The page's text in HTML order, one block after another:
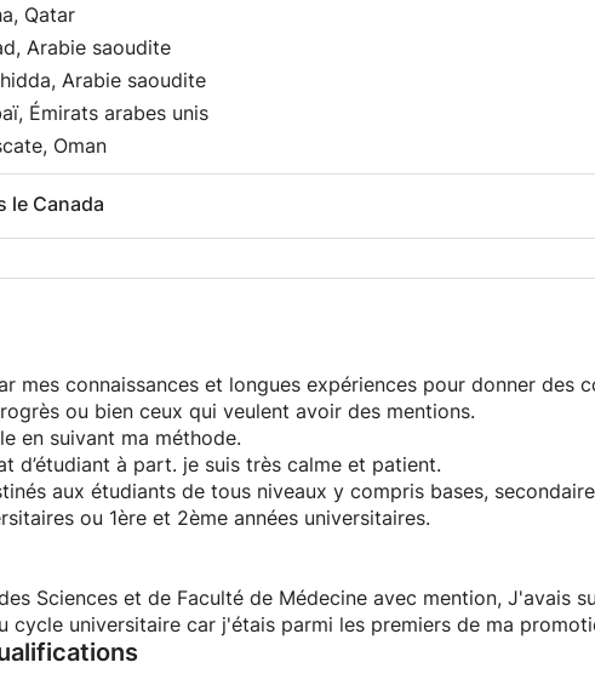
Qatar
Arabie saoudite
Arabie saoudite
Émirats arabes unis
Oman
le Canada
mes connaissances et longues expériences pour donner des
ou bien ceux qui veulent avoir des mentions.
en suivant ma méthode.
d’étudiant à part. je suis très calme et patient.
aux étudiants de tous niveaux y compris bases,
ou 1ère et 2ème années universitaires.
Sciences et de Faculté de Médecine avec mention, J'avais
cycle universitaire car j'étais parmi les premiers de ma